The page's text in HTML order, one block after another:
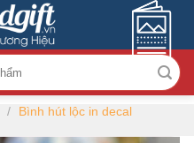
/ Bình hút lộc in decal